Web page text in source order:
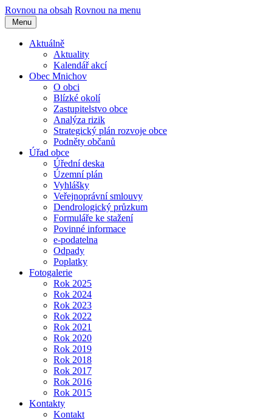
Rovnou na obsah Rovnou na menu
Menu
Aktuálně
Aktuality
Kalendář akcí
Obec Mnichov
O obci
Blízké okolí
Zastupitelstvo obce
Analýza rizik
Strategický plán rozvoje obce
Podněty občanů
Úřad obce
Úřední deska
Územní plán
Vyhlášky
Veřejnoprávní smlouvy
Dendrologický průzkum
Formuláře ke stažení
Povinné informace
e-podatelna
Odpady
Poplatky
Fotogalerie
Rok 2025
Rok 2024
Rok 2023
Rok 2022
Rok 2021
Rok 2020
Rok 2019
Rok 2018
Rok 2017
Rok 2016
Rok 2015
Kontakty
Kontakt